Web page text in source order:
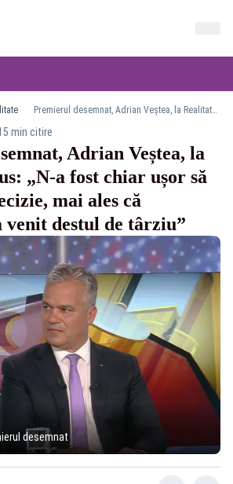
Premierul desemnat, Adrian Veștea, la Realitatea Plus: „N-a fost chiar ușor să iau această decizie, mai ales că propunerea a venit destul de târziu”
min citire
Adrian Veștea, la
„N-a fost chiar ușor să
mai ales că
venit destul de târziu”
desemnat